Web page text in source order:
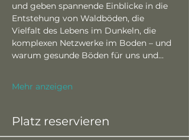
und geben spannende Einblicke in die
Entstehung von Waldböden, die
Vielfalt des Lebens im Dunkeln, die
komplexen Netzwerke im Boden – und
warum gesunde Böden für uns und…
Mehr anzeigen
Platz reservieren